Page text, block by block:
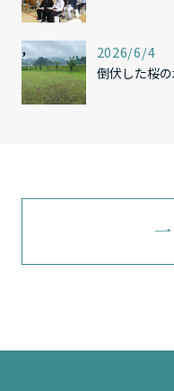
, 2026/6/4
倒伏した桜